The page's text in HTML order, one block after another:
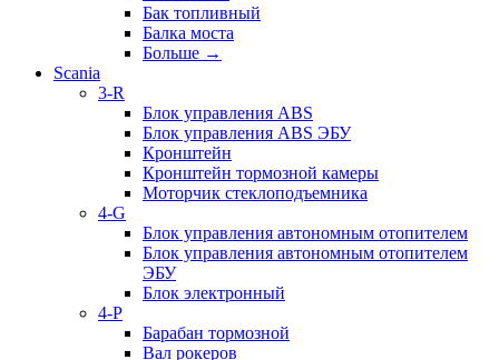
Бак топливный
Балка моста
Больше →
Scania
3-R
Блок управления ABS
Блок управления ABS ЭБУ
Кронштейн
Кронштейн тормозной камеры
Моторчик стеклоподъемника
4-G
Блок управления автономным отопителем
Блок управления автономным отопителем
ЭБУ
Блок электронный
4-P
Барабан тормозной
Вал рокеров